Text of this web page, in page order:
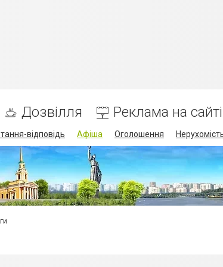
Дозвілля Реклама на сайті
відповідь Афіша Оголошення